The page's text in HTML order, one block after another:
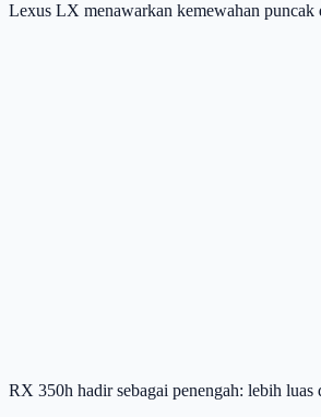
Lexus LX menawarkan kemewahan
RX 350h hadir sebagai penengah: lebih